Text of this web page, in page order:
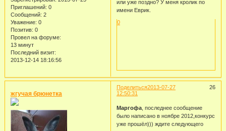
Приглашений: 0
Сообщений: 2
Уважение: 0
Позитив: 0
Провел на форуме:
13 минут
Последний визит:
2013-12-14 18:16:56
или уже поздно? У меня кролик по
имени Еврик.
0
Поделиться 26
2013-07-27
12:50:31
жгучая брюнетка
Маргофа, последнее сообщение
было написано в ноябре 2012,конкурс
уже прошёл))) ждите следующего